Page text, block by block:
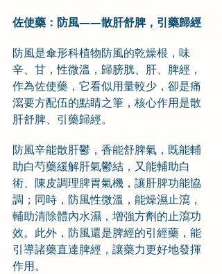
佐使藥：防風——散肝舒脾，引藥歸經
防風是傘形科植物防風的乾燥根，味
辛、甘，性微溫，歸膀胱、肝、脾經，
作為佐使藥，它看似用量較少，卻是痛
瀉要方配伍的點睛之筆，核心作用是散
肝舒脾、引藥歸經。
防風辛能散肝鬱，香能舒脾氣，既能輔
助白芍藥緩解肝氣鬱結，又能輔助白
術、陳皮調理脾胃氣機，讓肝脾功能協
調；同時，防風性微溫，能燥濕止瀉，
輔助清除體內水濕，增強方劑的止瀉功
效。此外，防風還是脾經的引經藥，能
引導諸藥直達脾經，讓藥力更好地發揮
作用。